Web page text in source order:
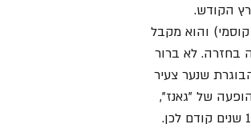
הקודש.
והוא מקבל
בחזרה. לא ברור
שנער צעיר
של "גאנז",
ואולי זה כי "מטאליקה" נראתה על הבמה כפי שאותו נער זכר אותה כשהכיר אותה לראשונה 10 שנים קודם לכן.